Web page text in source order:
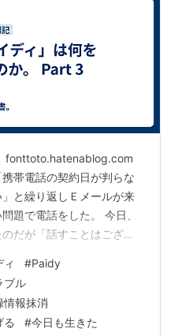
fonttoto.hatenablog.com
帯電話の契約日が判らな
と繰り返しＥメールが来
題で電話をした。 今日、
だが「話すことはござい
ちらから終了って… で、
ということでしょう
上で終了です」と言う。
んです」と言ったら「お
ィ #Paidy
ブル
情報抹消
る #今日も生きた